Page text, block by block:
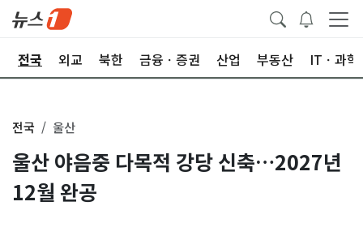
전국 외교 북한 금융ㆍ증권 산업 부동산 ITㆍ과학
전국 울산
울산 야음중 다목적 강당 신축…2027년
12월 완공